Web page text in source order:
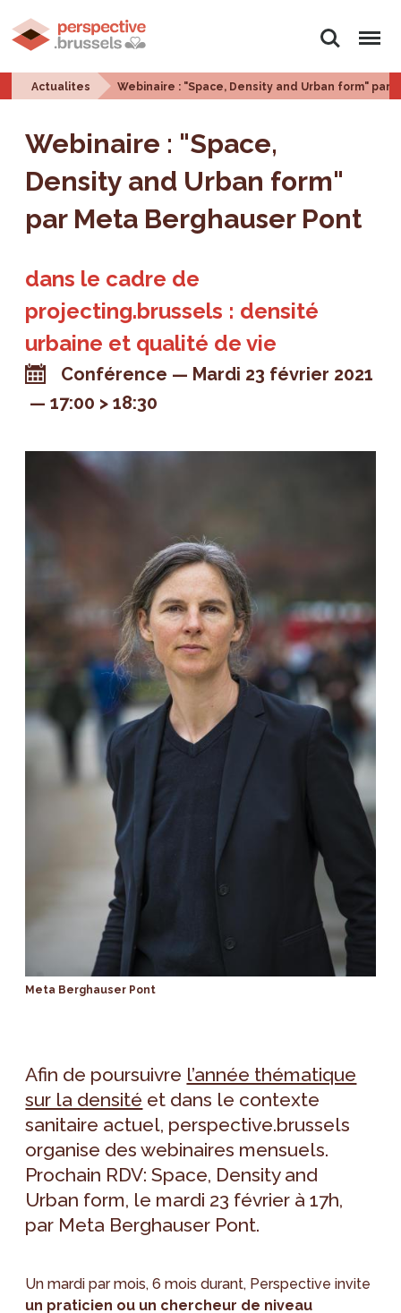
Rechercher
Menu
Actualites Webinaire : "Space, Density and Urban form" par
Webinaire : "Space,
Density and Urban form"
par Meta Berghauser Pont
dans le cadre de
projecting.brussels : densité
urbaine et qualité de vie
Conférence
Mardi 23 février 2021
17:00 > 18:30
Meta Berghauser Pont
Afin de poursuivre l’année thématique
sur la densité et dans le contexte
sanitaire actuel, perspective.brussels
organise des webinaires mensuels.
Prochain RDV: Space, Density and
Urban form, le mardi 23 février à 17h,
par Meta Berghauser Pont.
Un mardi par mois, 6 mois durant, Perspective invite
un praticien ou un chercheur de niveau